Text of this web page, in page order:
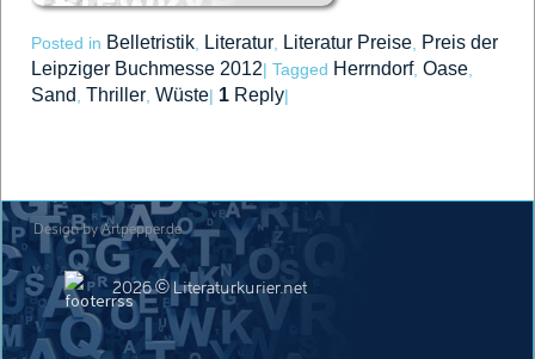
Posted in Belletristik Literatur Literatur Preise Preis der
Leipziger Buchmesse 2012| Tagged Herrndorf, Oase
Sand Thriller Wüste| 1 Reply|
2026 © Literaturkurier.net
Design by Artpepper.de